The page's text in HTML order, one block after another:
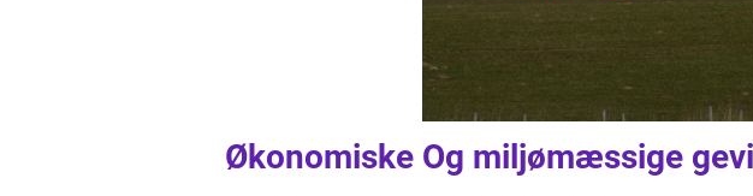
Økonomiske Og miljømæssige